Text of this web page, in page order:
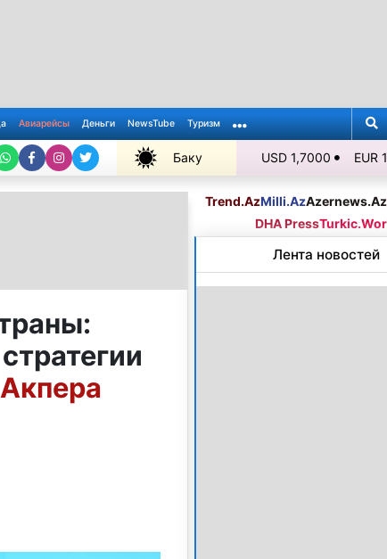
Авиарейсы Деньги NewsTube Туризм
Баку
+29℃
USD 1,7000 EUR
Trend.AzMilli.AzAzernews.Az
DHA Press
Лента новостей